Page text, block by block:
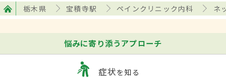
栃木県 宝積寺駅 ペインクリニック内科 ネ
悩みに寄り添うアプローチ
症状を知る